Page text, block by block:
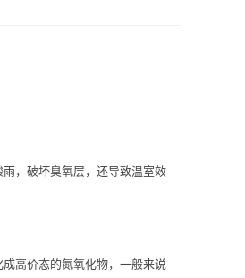
，破坏臭氧层，还导致温室效
高价态的氮氧化物，一般来说